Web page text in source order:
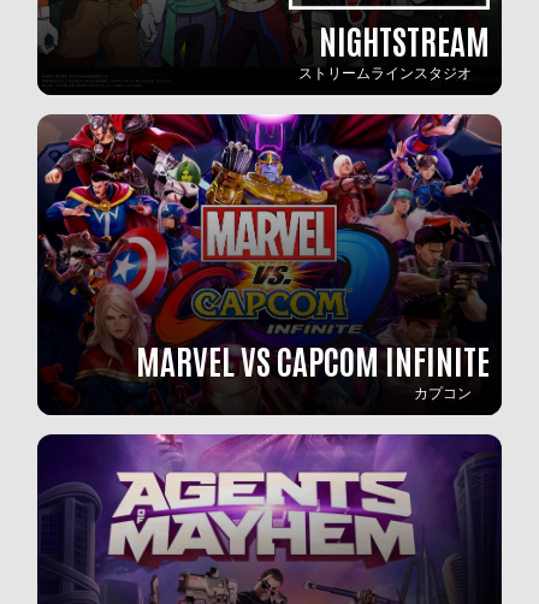
NIGHTSTREAM
ストリームラインスタジオ
MARVEL VS CAPCOM INFINITE
カプコン